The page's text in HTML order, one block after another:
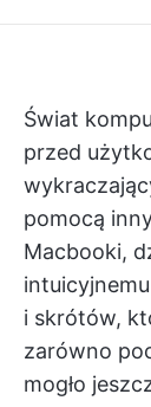
Świat
przed
pomocą
Macbooki,
i skrótów,
zarówno
mogło